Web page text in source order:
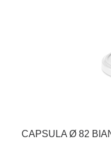
CAPSULA Ø 82